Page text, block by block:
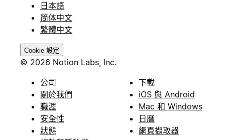
日本語
简体中文
繁體中文
Cookie 設定
© 2026 Notion Labs, Inc.
公司
關於我們
職涯
安全性
狀態
下載
iOS 與 Android
Mac 和 Windows
日曆
網頁擷取器